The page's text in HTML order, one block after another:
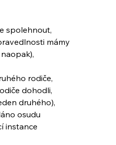
spolehnout,
mámy
rodiče,
dohodli,
druhého),
osudu
instance